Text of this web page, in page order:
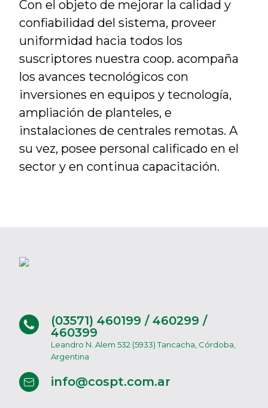
Con el objeto de mejorar la calidad y
confiabilidad del sistema, proveer
uniformidad hacia todos los
suscriptores nuestra coop. acompaña
los avances tecnológicos con
inversiones en equipos y tecnología,
ampliación de planteles, e
instalaciones de centrales remotas. A
su vez, posee personal calificado en el
sector y en continua capacitación.
(03571) 460199 / 460299 /
460399
Leandro N. Alem 532 (5933) Tancacha, Córdoba,
Argentina
info@cospt.com.ar